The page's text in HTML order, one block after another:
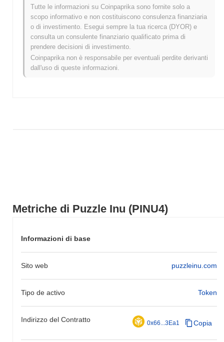
Metriche di Puzzle Inu (PINU4)
Informazioni di base
Sito web puzzleinu.com
Tipo de activo Token
Indirizzo del Contratto 0x66...3Ea1 Copia
Puzzle Inu è attualmente scambiato~3.66% al di sotto del suo
ATH .
Come si sta comportando Puzzle Inu rispetto al
mercato crypto più ampio?
Negli ultimi 7 giorni, Puzzle Inu ha guadagnato
sottoperformando il mercato crypto complessivo che ha registrato
Tutte le informazioni su Coinpaprika sono fornite solo a
scopo informativo e non costituiscono consulenza finanziaria
o di investimento. Esegui sempre la tua ricerca (DYOR) e
consulta un consulente finanziario qualificato prima di
prendere decisioni di investimento.
Coinpaprika non è responsabile per eventuali perdite derivanti
dall'uso di queste informazioni.